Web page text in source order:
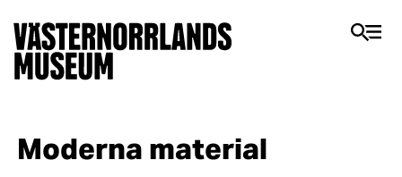
Moderna material